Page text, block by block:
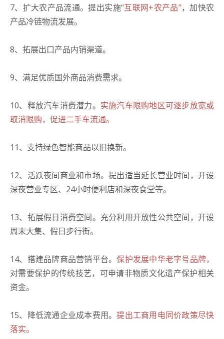
7、扩大农产品流通。提出实施“互联网+农产品”，加快农
产品冷链物流发展。
8、拓展出口产品内销渠道。
9、满足优质国外商品消费需求。
10、释放汽车消费潜力。 实施汽车限购地区可逐步放宽或
取消限购，促进二手车流通。
11、支持绿色智能商品以旧换新。
12、活跃夜间商业和市场。提出适当延长营业时间，开设
深夜营业专区、24小时便利店和深夜食堂等。
13、拓展假日消费空间。充分利用开放性公共空间，开设
周末大集、假日步行街。
14、搭建品牌商品营销平台。保护发展中华老字号品牌，
对需要保护的传统技艺，可申请非物质文化遗产保护相关
资金。
15、降低流通企业成本费用。提出工商用电同价政策尽快
落实。